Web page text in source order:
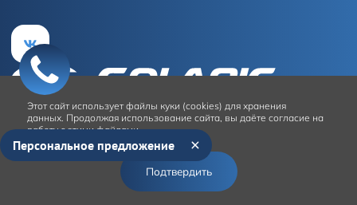
Условия использования сайта
Этот сайт использует файлы куки (cookies) для хранения
данных. Продолжая использование сайта, вы даёте согласие на
работу с этими файлами.
Подтвердить
Персональное предложение